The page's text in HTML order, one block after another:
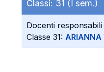
Classi: 31 (I sem.)
Docenti responsabili
Classe 31: ARIANNA